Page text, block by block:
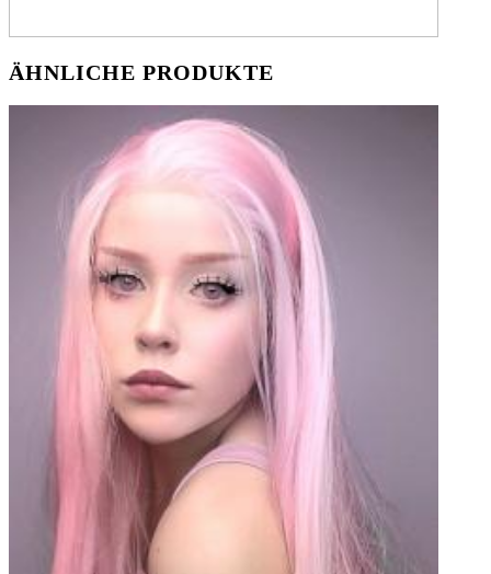
ÄHNLICHE PRODUKTE